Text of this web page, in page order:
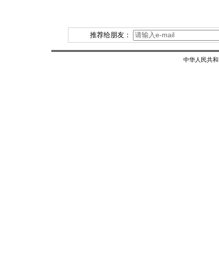
推荐给朋友：
中华人民共